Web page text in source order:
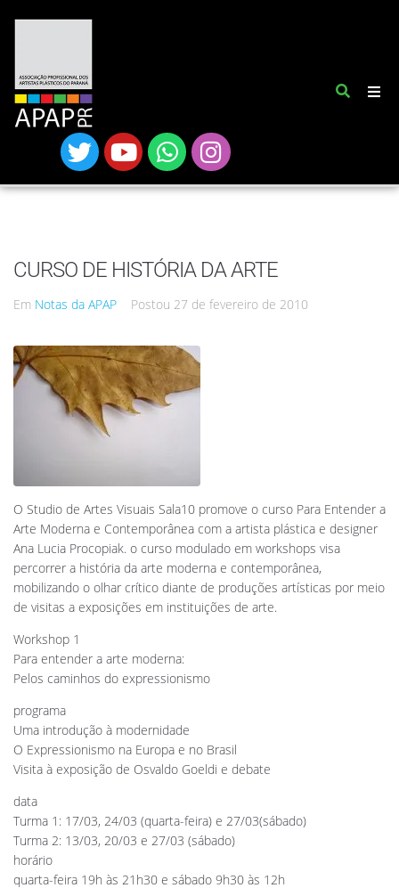
CURSO DE HISTÓRIA DA ARTE
Em Notas da APAP Postou 27 de fevereiro de 2010
O Studio de Artes Visuais Sala10 promove o curso Para Entender a
Arte Moderna e Contemporânea com a artista plástica e designer
Ana Lucia Procopiak. o curso modulado em workshops visa
percorrer a história da arte moderna e contemporânea,
mobilizando o olhar crítico diante de produções artísticas por meio
de visitas a exposições em instituições de arte.
Workshop 1
Para entender a arte moderna:
Pelos caminhos do expressionismo
programa
Uma introdução à modernidade
O Expressionismo na Europa e no Brasil
Visita à exposição de Osvaldo Goeldi e debate
data
Turma 1: 17/03, 24/03 (quarta-feira) e 27/03(sábado)
Turma 2: 13/03, 20/03 e 27/03 (sábado)
horário
quarta-feira 19h às 21h30 e sábado 9h30 às 12h